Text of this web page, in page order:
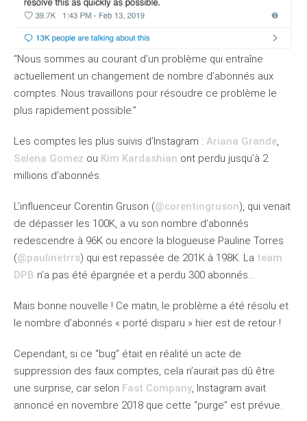
“Nous sommes au courant d’un problème qui entraîne
actuellement un changement de nombre d’abonnés aux
comptes. Nous travaillons pour résoudre ce problème le
plus rapidement possible.”
Les comptes les plus suivis d’Instagram : Ariana Grande,
Selena Gomez ou Kim Kardashian ont perdu jusqu’à 2
millions d’abonnés.
L’influenceur Corentin Gruson (@corentingruson), qui venait
de dépasser les 100K, a vu son nombre d’abonnés
redescendre à 96K ou encore la blogueuse Pauline Torres
(@paulinetrrs) qui est repassée de 201K à 198K. La team
DPB n’a pas été épargnée et a perdu 300 abonnés…
Mais bonne nouvelle ! Ce matin, le problème a été résolu et
le nombre d’abonnés « porté disparu » hier est de retour !
Cependant, si ce “bug” était en réalité un acte de
suppression des faux comptes, cela n’aurait pas dû être
une surprise, car selon Fast Company, Instagram avait
annoncé en novembre 2018 que cette “purge” est prévue.